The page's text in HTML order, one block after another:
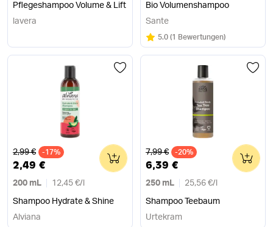
Pflegeshampoo Volume & Lift
lavera
Bio Volumenshampoo
Sante
Bewertung:
5.0/5
(1 Bewertungen)
Alter Preis
2,99 € -17%
2,49 €
200 mL 12,45 €/
Shampoo Hydrate & Shine
0
Alviana
Alter Preis
7,99 € -20%
6,39 €
250 mL 25,56 €/
Shampoo Teebaum
0
Urtekram